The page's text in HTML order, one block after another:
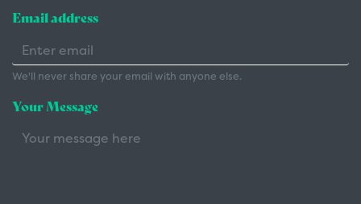
Email address
We'll never share your email with anyone else.
Your Message